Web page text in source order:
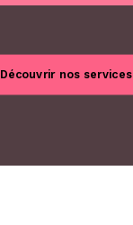
Découvrir nos services